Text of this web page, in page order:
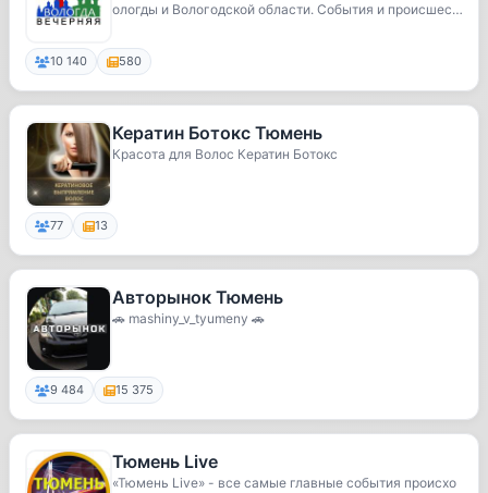
ологды и Вологодской области. События и происшес
10 140 580
Кератин Ботокс Тюмень
Красота для Волос Кератин Ботокс
77 13
Авторынок Тюмень
🚗 mashiny_v_tyumeny 🚗
9 484 15 375
Тюмень Live
«Тюмень Live» - все самые главные события происхо